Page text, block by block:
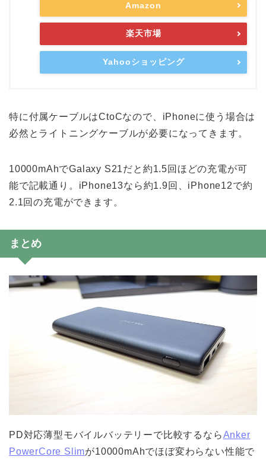
Amazon
楽天市場
Yahooショッピング
特に付属ケーブルはCtoCなので、iPhoneに使う場合は
必然とライトニングケーブルが必要になってきます。
10000mAhでGalaxy S21だと約1.5回ほどの充電が可
能で記載通り。iPhone13なら約1.9回、iPhone12で約
2.1回の充電ができます。
まとめ
PD対応薄型モバイルバッテリーで比較するならAnker
PowerCore Slimが10000mAhでほぼ変わらない性能で